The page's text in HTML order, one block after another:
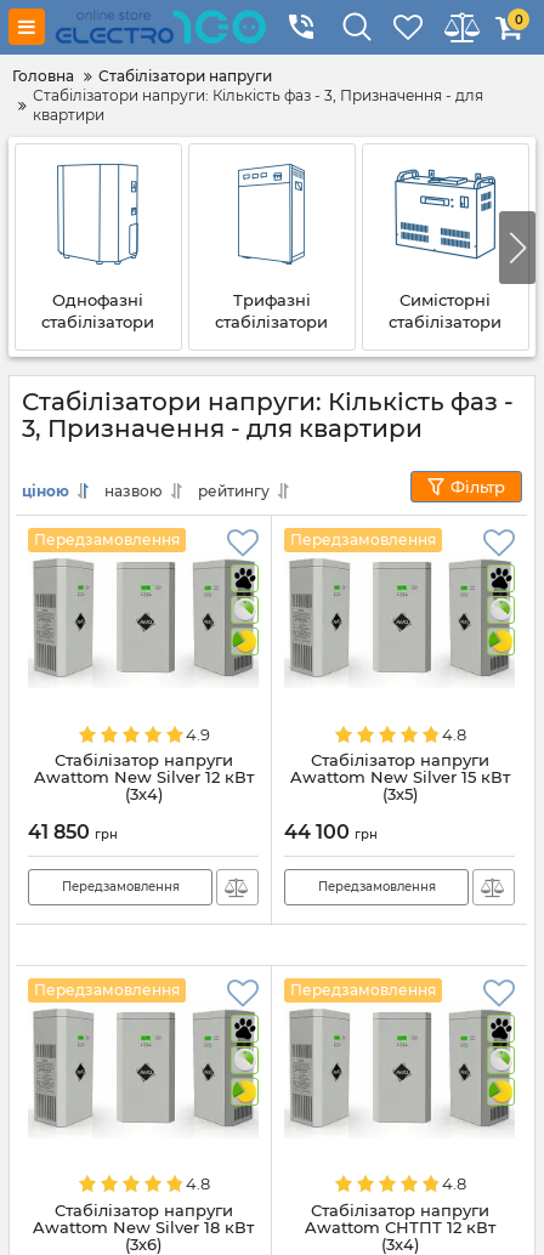
0
Головна
Стабілізатори напруги
Стабілізатори напруги: Кількість фаз - 3, Призначення - для
квартири
Однофазні
стабілізатори
Трифазні
стабілізатори
Симісторні
стабілізатори
Стабілізатори напруги: Кількість фаз -
3, Призначення - для квартири
ціною назвою рейтингу Фільтр
Передзамовлення
4.9
Стабілізатор напруги
Awattom New Silver 12 кВт
(3х4)
41 850 грн
Передзамовлення
Передзамовлення
4.8
Стабілізатор напруги
Awattom New Silver 15 кВт
(3х5)
44 100 грн
Передзамовлення
Передзамовлення
4.8
Стабілізатор напруги
Awattom New Silver 18 кВт
(3х6)
Передзамовлення
4.8
Стабілізатор напруги
Awattom СНТПТ 12 кВт
(3х4)